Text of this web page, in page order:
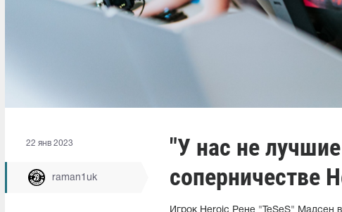
22 янв 2023
raman1uk
"У нас не
соперничестве